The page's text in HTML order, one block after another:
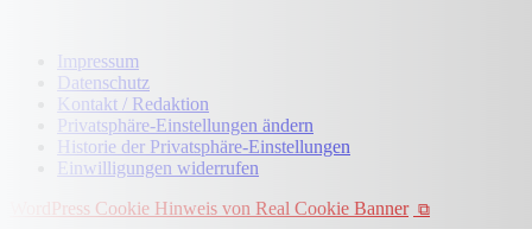
Impressum
Datenschutz
Kontakt / Redaktion
Privatsphäre-Einstellungen ändern
Historie der Privatsphäre-Einstellungen
Einwilligungen widerrufen
WordPress Cookie Hinweis von Real Cookie Banner